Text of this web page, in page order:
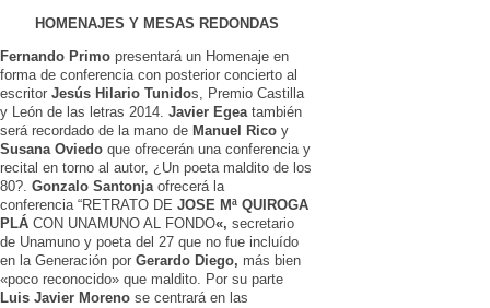
HOMENAJES Y MESAS REDONDAS
Fernando Primo presentará un Homenaje en
forma de conferencia con posterior concierto al
escritor Jesús Hilario Tunidos, Premio Castilla
y León de las letras 2014. Javier Egea también
será recordado de la mano de Manuel Rico y
Susana Oviedo que ofrecerán una conferencia y
recital en torno al autor, ¿Un poeta maldito de los
80?. Gonzalo Santonja ofrecerá la
conferencia “RETRATO DE JOSE Mª QUIROGA
PLÁ CON UNAMUNO AL FONDO«, secretario
de Unamuno y poeta del 27 que no fue incluído
en la Generación por Gerardo Diego, más bien
«poco reconocido» que maldito. Por su parte
Luis Javier Moreno se centrará en las